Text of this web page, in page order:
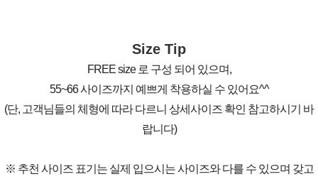
Size Tip
FREE size 로 구성 되어 있으며,
55~66 사이즈까지 예쁘게 착용하실 수 있어요^^
(단, 고객님들의 체형에 따라 다르니 상세사이즈 확인 참고하시기 바
랍니다)
※ 추천 사이즈 표기는 실제 입으시는 사이즈와 다를 수 있으며 갖고